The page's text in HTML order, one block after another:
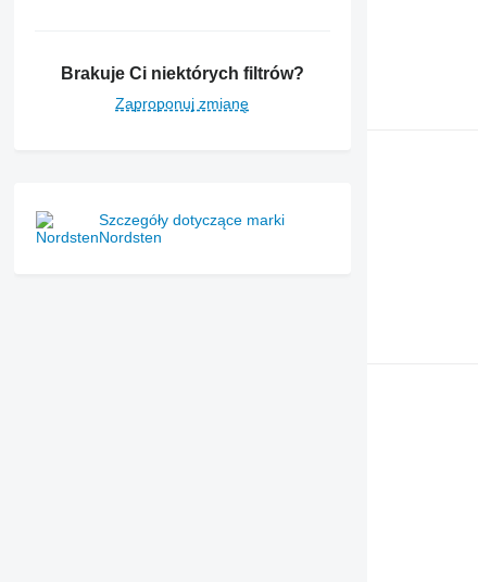
Brakuje Ci niektórych filtrów?
Zaproponuj zmianę
Szczegóły dotyczące marki
Nordsten